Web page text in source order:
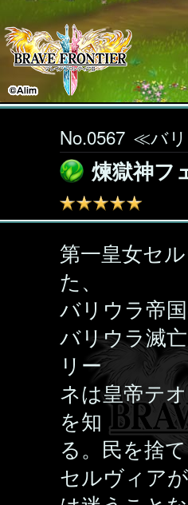
No.0567 ≪バ
煉獄神フ
第一皇女セ
た、
バリウラ帝国
バリウラ滅
リー
ネは皇帝テ
を知
る。民を捨
セルヴィア